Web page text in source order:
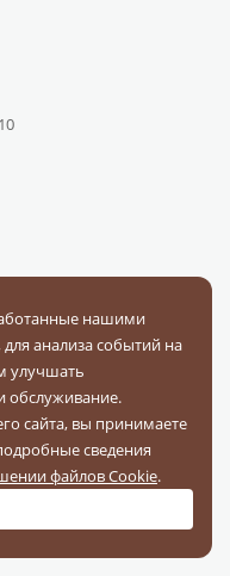
Доставка
Оплата
Вопрос-ответ
нашими
анализа событий на
улучшать
обслуживание.
сайта, вы принимаете
сведения
файлов Cookie.